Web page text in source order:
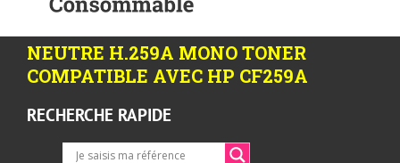
NEUTRE H.259A MONO TONER
COMPATIBLE AVEC HP CF259A
RECHERCHE RAPIDE